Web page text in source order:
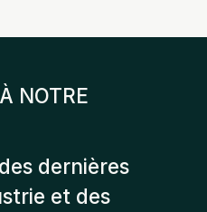
NOTRE
dernières
et des